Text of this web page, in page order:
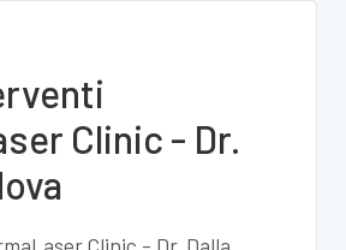
Clinic - Dr.